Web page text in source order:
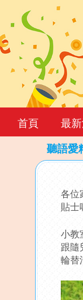
首頁 最
聽語愛
to
top
各位
貼士
小教
跟隨
輪替